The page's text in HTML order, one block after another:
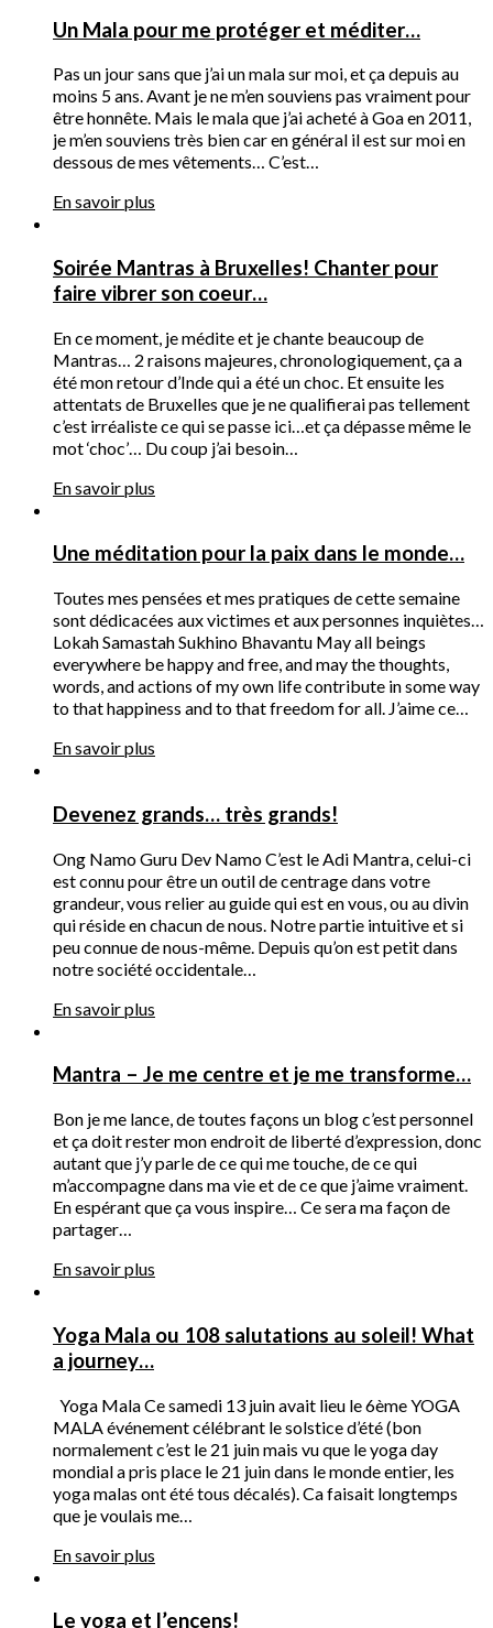
Un Mala pour me protéger et méditer…
Pas un jour sans que j’ai un mala sur moi, et ça depuis au
moins 5 ans. Avant je ne m’en souviens pas vraiment pour
être honnête. Mais le mala que j’ai acheté à Goa en 2011,
je m’en souviens très bien car en général il est sur moi en
dessous de mes vêtements… C’est…
En savoir plus
Soirée Mantras à Bruxelles! Chanter pour
faire vibrer son coeur…
En ce moment, je médite et je chante beaucoup de
Mantras… 2 raisons majeures, chronologiquement, ça a
été mon retour d’Inde qui a été un choc. Et ensuite les
attentats de Bruxelles que je ne qualifierai pas tellement
c’est irréaliste ce qui se passe ici…et ça dépasse même le
mot ‘choc’… Du coup j’ai besoin…
En savoir plus
Une méditation pour la paix dans le monde…
Toutes mes pensées et mes pratiques de cette semaine
sont dédicacées aux victimes et aux personnes inquiètes…
Lokah Samastah Sukhino Bhavantu May all beings
everywhere be happy and free, and may the thoughts,
words, and actions of my own life contribute in some way
to that happiness and to that freedom for all. J’aime ce…
En savoir plus
Devenez grands… très grands!
Ong Namo Guru Dev Namo C’est le Adi Mantra, celui-ci
est connu pour être un outil de centrage dans votre
grandeur, vous relier au guide qui est en vous, ou au divin
qui réside en chacun de nous. Notre partie intuitive et si
peu connue de nous-même. Depuis qu’on est petit dans
notre société occidentale…
En savoir plus
Mantra – Je me centre et je me transforme…
Bon je me lance, de toutes façons un blog c’est personnel
et ça doit rester mon endroit de liberté d’expression, donc
autant que j’y parle de ce qui me touche, de ce qui
m’accompagne dans ma vie et de ce que j’aime vraiment.
En espérant que ça vous inspire… Ce sera ma façon de
partager…
En savoir plus
Yoga Mala ou 108 salutations au soleil! What
a journey…
Yoga Mala Ce samedi 13 juin avait lieu le 6ème YOGA
MALA événement célébrant le solstice d’été (bon
normalement c’est le 21 juin mais vu que le yoga day
mondial a pris place le 21 juin dans le monde entier, les
yoga malas ont été tous décalés). Ca faisait longtemps
que je voulais me…
En savoir plus
Le yoga et l’encens!